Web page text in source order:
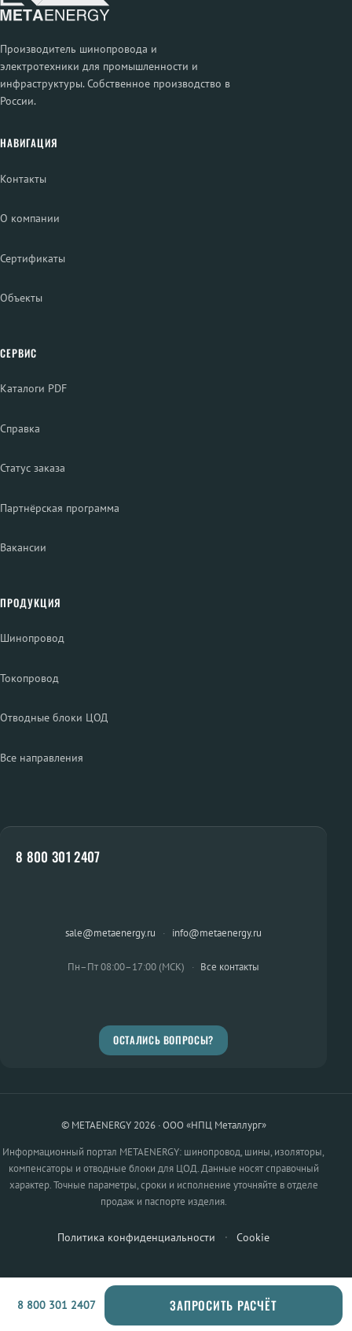
Производитель шинопровода и
электротехники для промышленности и
инфраструктуры. Собственное производство в
России.
НАВИГАЦИЯ
Контакты
О компании
Сертификаты
Объекты
СЕРВИС
Каталоги PDF
Справка
Статус заказа
Партнёрская программа
Вакансии
ПРОДУКЦИЯ
Шинопровод
Токопровод
Отводные блоки ЦОД
Все направления
8 800 301 2407
sale@metaenergy.ru · info@metaenergy.ru
Пн–Пт 08:00–17:00 (МСК) · Все контакты
ОСТАЛИСЬ ВОПРОСЫ?
© METAENERGY 2026 · ООО «НПЦ Металлург»
Информационный портал METAENERGY: шинопровод, шины, изоляторы,
компенсаторы и отводные блоки для ЦОД. Данные носят справочный
характер. Точные параметры, сроки и исполнение уточняйте в отделе
продаж и паспорте изделия.
Политика конфиденциальности · Cookie
8 800 301 2407 ЗАПРОСИТЬ РАСЧЁТ